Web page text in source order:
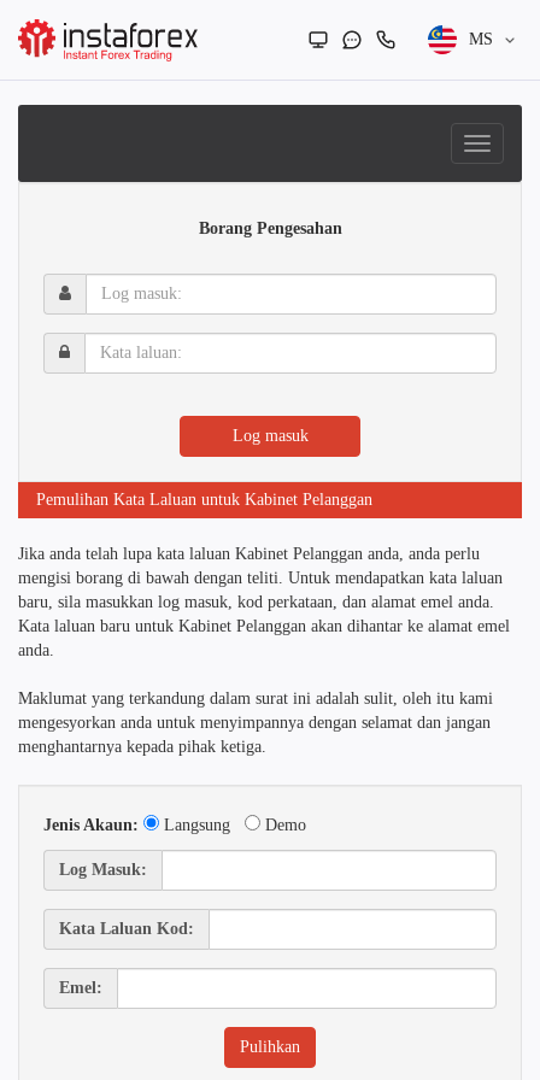
MS
Borang Pengesahan
Log
masuk:
Kata
laluan:
Log masuk
Pemulihan Kata Laluan untuk Kabinet Pelanggan
Jika anda telah lupa kata laluan Kabinet Pelanggan anda, anda perlu
mengisi borang di bawah dengan teliti. Untuk mendapatkan kata laluan
baru, sila masukkan log masuk, kod perkataan, dan alamat emel anda.
Kata laluan baru untuk Kabinet Pelanggan akan dihantar ke alamat emel
anda.
Maklumat yang terkandung dalam surat ini adalah sulit, oleh itu kami
mengesyorkan anda untuk menyimpannya dengan selamat dan jangan
menghantarnya kepada pihak ketiga.
Jenis Akaun: Langsung Demo
Log Masuk:
Kata Laluan Kod:
Emel: